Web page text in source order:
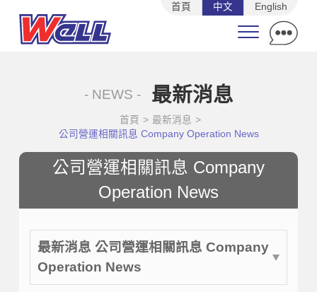
首頁 中文 English
- NEWS - 最新消息
首頁 > 最新消息 >
公司營運相關訊息 Company Operation News
公司營運相關訊息 Company
Operation News
最新消息 公司營運相關訊息 Company
Operation News